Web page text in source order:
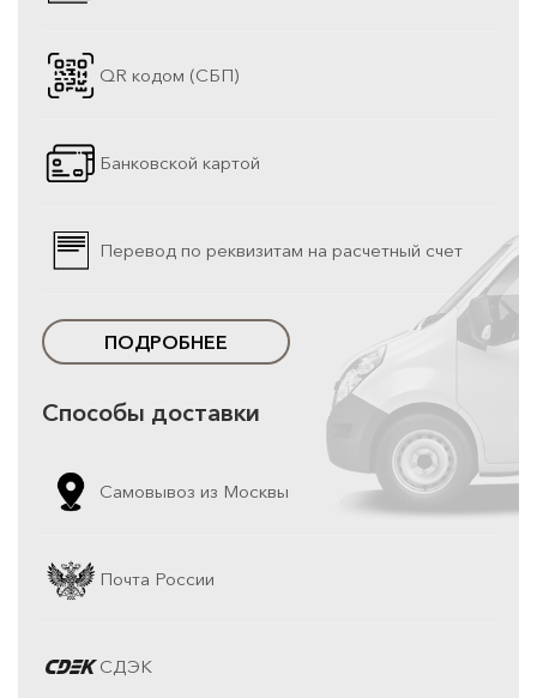
QR кодом (СБП)
Банковской картой
Перевод по реквизитам на расчетный счет
ПОДРОБНЕЕ
Способы доставки
Самовывоз из Москвы
Почта России
СДЭК